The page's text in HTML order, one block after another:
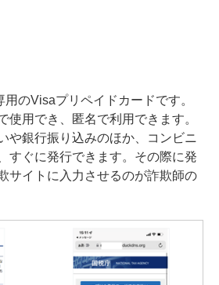
のVisaプリペイドカードです。
使用でき、匿名で利用できます。
や銀行振り込みのほか、コンビニ
すぐに発行できます。その際に発
サイトに入力させるのが詐欺師の